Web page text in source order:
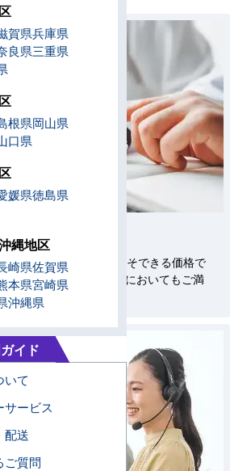
58年続けているからこそできる価格で
技術はもちろん、価格においてもご満
お約束いたします。
賀県兵庫県
良県三重県
根県岡山県
口県
媛県徳島県
縄地区
崎県佐賀県
本県宮崎県
沖縄県
イド
いて
サービス
配送
ご質問